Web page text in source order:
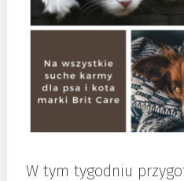
W tym tygodniu